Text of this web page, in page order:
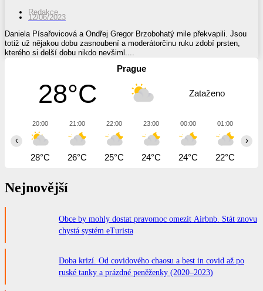
Redakce
12/06/2023
Daniela Písařovicová a Ondřej Gregor Brzobohatý mile překvapili. Jsou
totiž už nějakou dobu zasnoubení a moderátorčinu ruku zdobí prsten,
kterého si delší dobu nikdo nevšiml....
Prague
28°C Zataženo
20:00
28°C
21:00
26°C
22:00
25°C
23:00
24°C
00:00
24°C
01:00
22°C
‹ ›
Nejnovější
Obce by mohly dostat pravomoc omezit Airbnb. Stát znovu
chystá systém eTurista
Doba krizí. Od covidového chaosu a best in covid až po
ruské tanky a prázdné peněženky (2020–2023)